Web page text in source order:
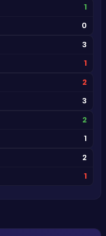
1
0
3
1
2
3
2
1
2
1